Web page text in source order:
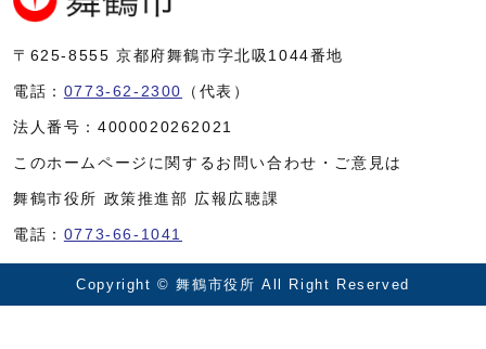
〒625-8555 京都府舞鶴市字北吸1044番地
電話： 0773-62-2300 （代表）
法人番号： 4000020262021
このホームページに関するお問い合わせ・ご意見は
舞鶴市役所 政策推進部 広報広聴課
電話： 0773-66-1041
Copyright © 舞鶴市役所 All Right Reserved